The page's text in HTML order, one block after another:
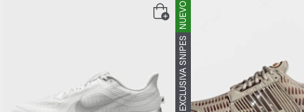
NUEVO
EXCLUSIVA SNIPES